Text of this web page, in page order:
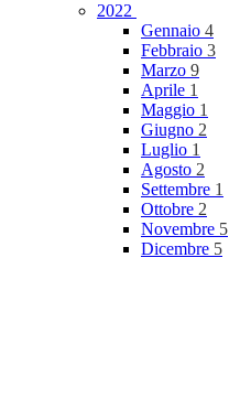
2022
Gennaio 4
Febbraio 3
Marzo 9
Aprile 1
Maggio 1
Giugno 2
Luglio 1
Agosto 2
Settembre 1
Ottobre 2
Novembre 5
Dicembre 5